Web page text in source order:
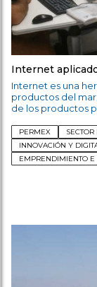
Internet
Internet es una
productos del
de los productos
PERMEX
INNOVACIÓN Y
EMPRENDIMIENTO